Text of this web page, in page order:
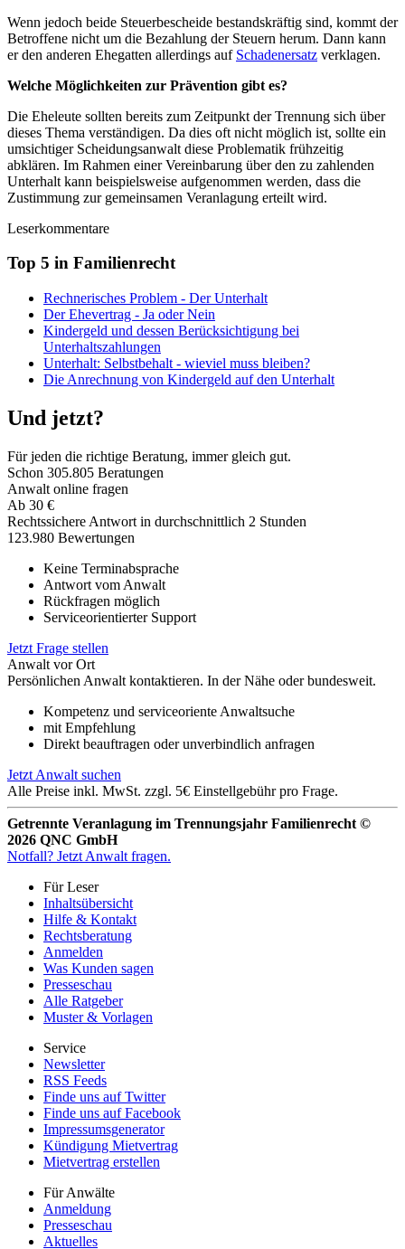
Wenn jedoch beide Steuerbescheide bestandskräftig sind, kommt der
Betroffene nicht um die Bezahlung der Steuern herum. Dann kann
er den anderen Ehegatten allerdings auf Schadenersatz verklagen.
Welche Möglichkeiten zur Prävention gibt es?
Die Eheleute sollten bereits zum Zeitpunkt der Trennung sich über
dieses Thema verständigen. Da dies oft nicht möglich ist, sollte ein
umsichtiger Scheidungsanwalt diese Problematik frühzeitig
abklären. Im Rahmen einer Vereinbarung über den zu zahlenden
Unterhalt kann beispielsweise aufgenommen werden, dass die
Zustimmung zur gemeinsamen Veranlagung erteilt wird.
Leserkommentare
Top 5 in Familienrecht
Rechnerisches Problem - Der Unterhalt
Der Ehevertrag - Ja oder Nein
Kindergeld und dessen Berücksichtigung bei
Unterhaltszahlungen
Unterhalt: Selbstbehalt - wieviel muss bleiben?
Die Anrechnung von Kindergeld auf den Unterhalt
Und jetzt?
Für jeden die richtige Beratung, immer gleich gut.
Schon 305.805 Beratungen
Anwalt online fragen
Ab 30 €
Rechtssichere Antwort in durchschnittlich 2 Stunden
123.980 Bewertungen
Keine Terminabsprache
Antwort vom Anwalt
Rückfragen möglich
Serviceorientierter Support
Jetzt Frage stellen
Anwalt vor Ort
Persönlichen Anwalt kontaktieren. In der Nähe oder bundesweit.
Kompetenz und serviceoriente Anwaltsuche
mit Empfehlung
Direkt beauftragen oder unverbindlich anfragen
Jetzt Anwalt suchen
Alle Preise inkl. MwSt. zzgl. 5€ Einstellgebühr pro Frage.
Getrennte Veranlagung im Trennungsjahr Familienrecht ©
2026 QNC GmbH
Notfall? Jetzt Anwalt fragen.
Für Leser
Inhaltsübersicht
Hilfe & Kontakt
Rechtsberatung
Anmelden
Was Kunden sagen
Presseschau
Alle Ratgeber
Muster & Vorlagen
Service
Newsletter
RSS Feeds
Finde uns auf Twitter
Finde uns auf Facebook
Impressumsgenerator
Kündigung Mietvertrag
Mietvertrag erstellen
Für Anwälte
Anmeldung
Presseschau
Aktuelles